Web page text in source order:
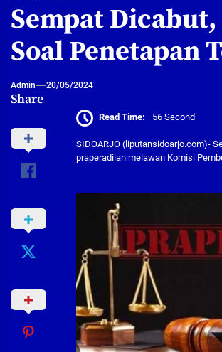
Sempat
Soal Penetapan
Admin 20/05/2024
Share
Read Time: 56 Second
SIDOARJO (liputansidoarjo.com)-
praperadilan melawan Komisi